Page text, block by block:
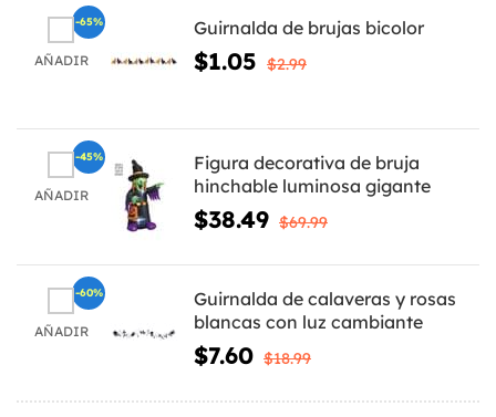
AÑADIR
Guirnalda de brujas bicolor
$1.05 $2.99
-65%
AÑADIR
Figura decorativa de bruja
hinchable luminosa gigante
$38.49 $69.99
-45%
AÑADIR
Guirnalda de calaveras y rosas
blancas con luz cambiante
$7.60 $18.99
-60%